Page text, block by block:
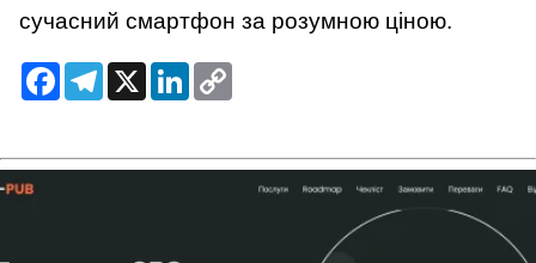
сучасний смартфон за розумною ціною.
FacebookTelegram
X LinkedIn